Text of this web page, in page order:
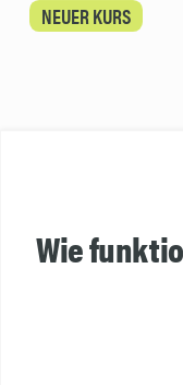
NEUER KURS
Wie